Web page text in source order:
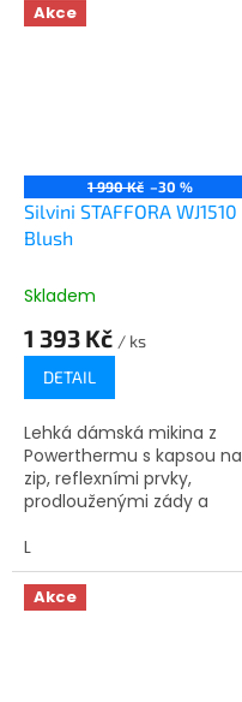
Akce
1 990 Kč –30 %
Silvini STAFFORA WJ1510
Blush
Skladem
1 393 Kč / ks
DETAIL
Lehká dámská mikina z
Powerthermu s kapsou na
zip, reflexními prvky,
prodlouženými zády a
běžky a outdoorové
aktivity.
L
Akce